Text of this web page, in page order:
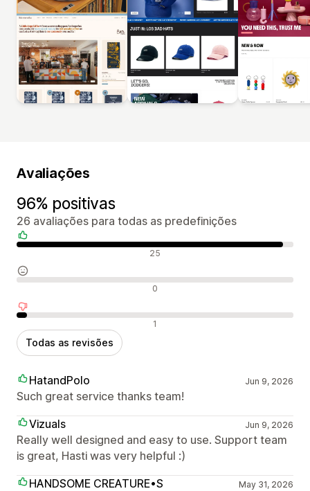
Avaliações
96% positivas
26 avaliações para todas as predefinições
Avaliações positivas 25
Avaliações neutras 0
Avaliações negativas 1
Todas as revisões
HatandPolo Jun 9, 2026
Such great service thanks team!
Vizuals
Jun 9, 2026
Really well designed and easy to use. Support team
is great, Hasti was very helpful :)
HANDSOME CREATURE•S
May 31, 2026